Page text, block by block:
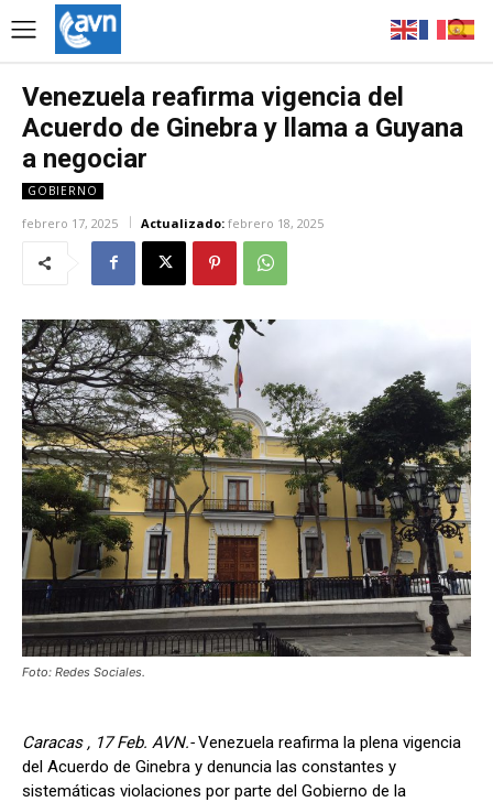
Venezuela reafirma vigencia del
Acuerdo de Ginebra y llama a Guyana
a negociar
GOBIERNO
febrero 17, 2025 Actualizado: febrero 18, 2025
Foto: Redes Sociales.
Caracas , 17 Feb. AVN.-Venezuela reafirma la plena vigencia
del Acuerdo de Ginebra y denuncia las constantes y
sistemáticas violaciones por parte del Gobierno de la